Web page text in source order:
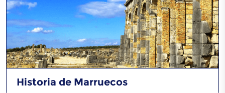
Historia de Marruecos